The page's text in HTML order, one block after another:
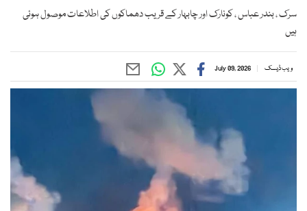
سرک ، بندر عباس ، کونارک اور چابہار کے قریب دھماکوں کی اطلاعات موصول ہوئی
ہیں
ویب ڈیسک July 09, 2026